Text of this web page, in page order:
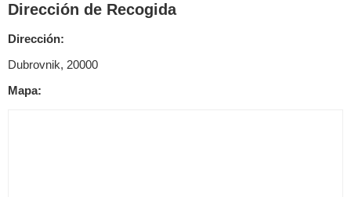
Dirección de Recogida
Dirección:
Dubrovnik, 20000
Mapa: